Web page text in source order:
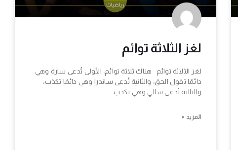
لغز الثلاثة توائم
لغز الثلاثة توائم هناك ثلاثة توائم، الأولى تُدعى سارة وهي
دائمًا تقول الحق، والثانية تُدعى ساندرا وهي دائمًا تكذب،
والثالثة تُدعى سالي وهي تكذب
المزيد »